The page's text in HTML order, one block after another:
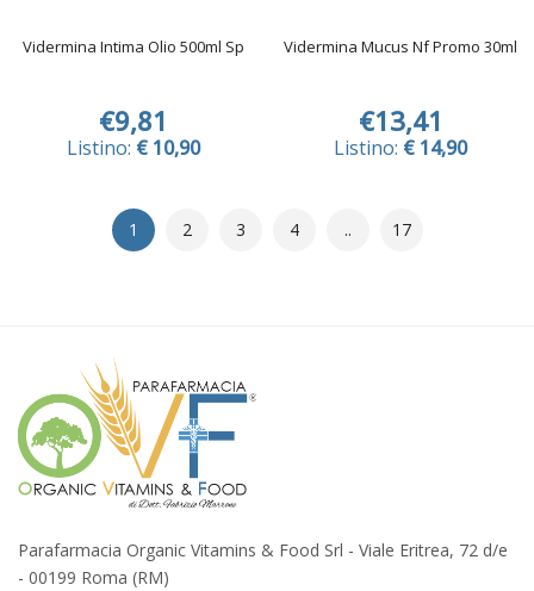
Vidermina Intima Olio 500ml Sp
€9,81
Listino: € 10,90
Vidermina Mucus Nf Promo 30ml
€13,41
Listino: € 14,90
1 2 3 4 .. 17
Parafarmacia Organic Vitamins & Food Srl - Viale Eritrea, 72 d/e
- 00199 Roma (RM)